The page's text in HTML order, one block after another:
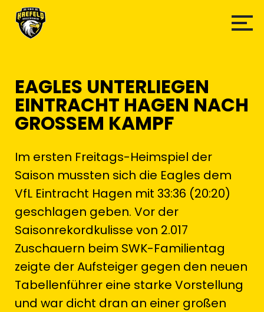
EAGLES UNTERLIEGEN
EINTRACHT HAGEN NACH
GROSSEM KAMPF
Im ersten Freitags-Heimspiel der
Saison mussten sich die Eagles dem
VfL Eintracht Hagen mit 33:36 (20:20)
geschlagen geben. Vor der
Saisonrekordkulisse von 2.017
Zuschauern beim SWK-Familientag
zeigte der Aufsteiger gegen den neuen
Tabellenführer eine starke Vorstellung
und war dicht dran an einer großen